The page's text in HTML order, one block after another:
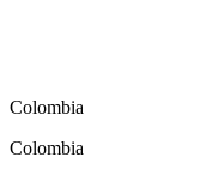
Colombia
Colombia